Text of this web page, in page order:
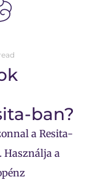
ban?
a Resita-
a